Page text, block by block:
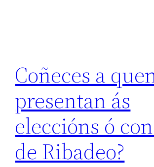
Coñeces a
presentan ás
eleccións ó
de Ribadeo?